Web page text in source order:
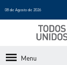
08 de Agosto de 2026
Menu